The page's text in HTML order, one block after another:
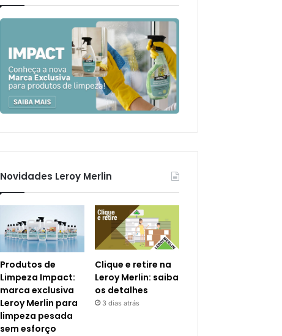
Novidades Leroy Merlin
Produtos de
Limpeza Impact:
marca exclusiva
Leroy Merlin para
limpeza pesada
sem esforço
Clique e retire na
Leroy Merlin: saiba
os detalhes
3 dias atrás